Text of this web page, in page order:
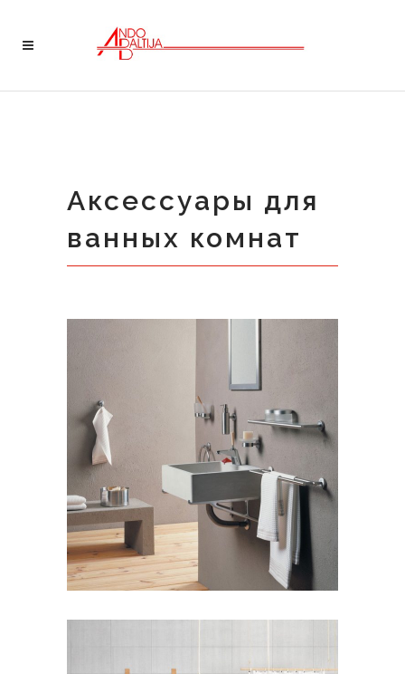
Аксессуары для
ванных комнат